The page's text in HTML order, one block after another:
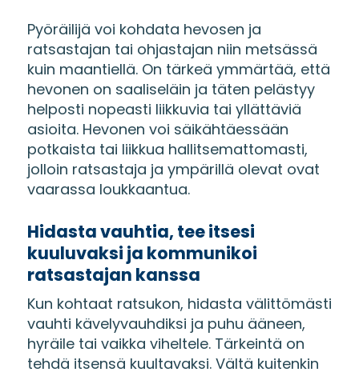
Pyöräilijä voi kohdata hevosen ja
ratsastajan tai ohjastajan niin metsässä
kuin maantiellä. On tärkeä ymmärtää, että
hevonen on saaliseläin ja täten pelästyy
helposti nopeasti liikkuvia tai yllättäviä
asioita. Hevonen voi säikähtäessään
potkaista tai liikkua hallitsemattomasti,
jolloin ratsastaja ja ympärillä olevat ovat
vaarassa loukkaantua.
Hidasta vauhtia, tee itsesi
kuuluvaksi ja kommunikoi
ratsastajan kanssa
Kun kohtaat ratsukon, hidasta välittömästi
vauhti kävelyvauhdiksi ja puhu ääneen,
hyräile tai vaikka viheltele. Tärkeintä on
tehdä itsensä kuultavaksi. Vältä kuitenkin